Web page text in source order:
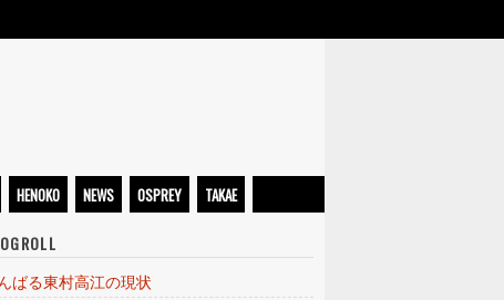
HENOKO NEWS OSPREY TAKAE
ばる東村高江の現状